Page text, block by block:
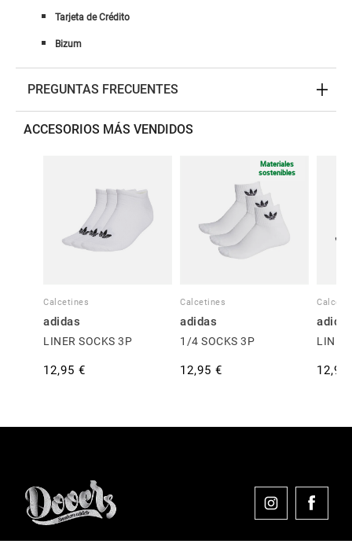
Tarjeta de Crédito
Bizum
PREGUNTAS FRECUENTES
ACCESORIOS MÁS VENDIDOS
Calcetines
adidas
LINER SOCKS 3P
12,95 €
Materiales
sostenibles
Calcetines
adidas
1/4 SOCKS 3P
12,95 €
LINER
12,95